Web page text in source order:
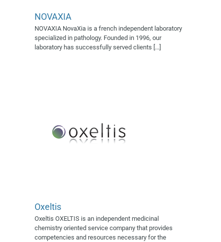
NOVAXIA
NOVAXIA NovaXia is a french independent laboratory
specialized in pathology. Founded in 1996, our
laboratory has successfully served clients [...]
Oxeltis
Exposant 2022
Exposant 2023
Village AFSSI 2022
Village
Oxeltis
Oxeltis OXELTIS is an independent medicinal
chemistry oriented service company that provides
competencies and resources necessary for the
Primadiag